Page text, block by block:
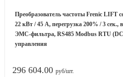
Преобразователь частоты Frenic LIFT
22 кВт / 45 A, перегрузка 200% / 3 сек.,
ЭМС-фильтра, RS485 Modbus RTU
управления
296 604.00 руб/шт.